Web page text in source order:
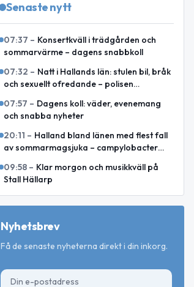
Senaste nytt
07:37 – Konsertkväll i trädgården och
sommarvärme – dagens snabbkoll
07:32 – Natt i Hallands län: stulen bil, bråk
och sexuellt ofredande – polisen
07:57 – Dagens koll: väder, evenemang
och snabba nyheter
20:11 – Halland bland länen med flest fall
av sommarmagsjuka – campylobacter
09:58 – Klar morgon och musikkväll på
Stall Hällarp
Nyhetsbrev
Få de senaste nyheterna direkt i din inkorg.